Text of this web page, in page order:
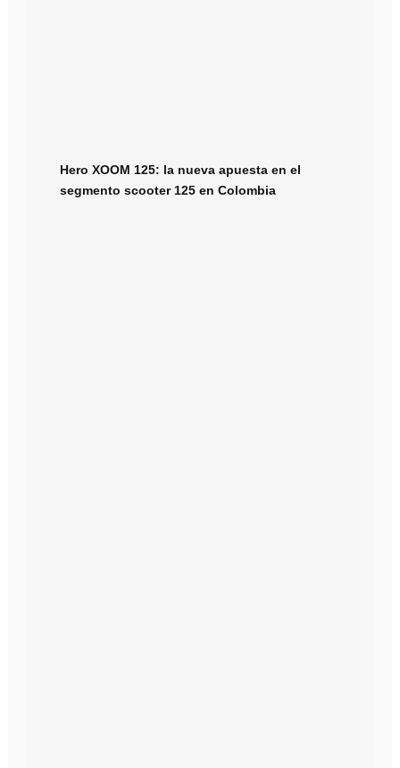
Hero XOOM 125: la nueva apuesta en el
segmento scooter 125 en Colombia